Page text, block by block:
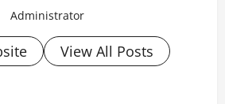
Administrator
View All Posts